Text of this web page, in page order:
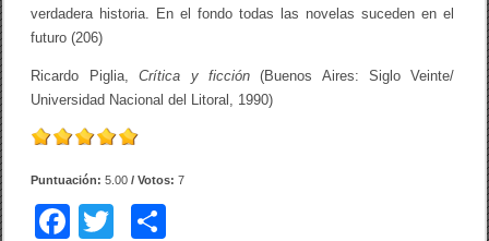
verdadera historia. En el fondo todas las novelas suceden en el
futuro (206)
Ricardo Piglia,Crítica y ficción(Buenos Aires: Siglo Veinte/
Universidad Nacional del Litoral, 1990)
Puntuación:5.00 / Votos:7
F